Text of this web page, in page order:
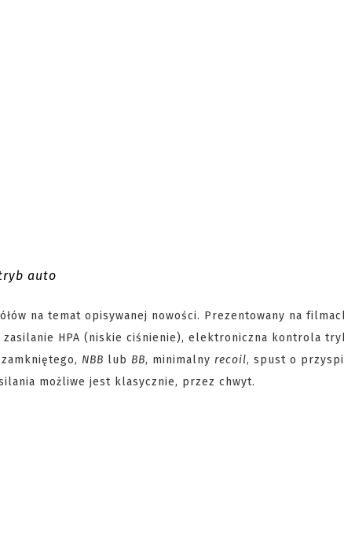
auto
na temat opisywanej nowości. Prezentowany na
HPA (niskie ciśnienie), elektroniczna kontrola
NBB lub BB, minimalny recoil, spust o
możliwe jest klasycznie, przez chwyt.